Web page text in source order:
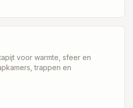
voor warmte, sfeer en
trappen en